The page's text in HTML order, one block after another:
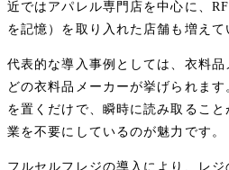
近ではアパレル専門店を中心に、
を記憶）を取り入れた店舗も増えて
代表的な導入事例としては、衣料
どの衣料品メーカーが挙げられま
を置くだけで、瞬時に読み取るこ
業を不要にしているのが魅力です。
フルセルフレジの導入により、レ